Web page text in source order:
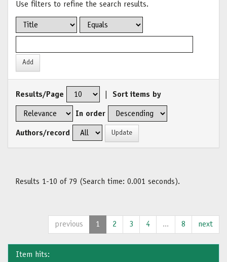
Use filters to refine the search results.
Results/Page Sort items by
In order
Authors/record
Results 1-10 of 79 (Search time: 0.001 seconds).
previous 1 2 3 4 ... 8 next
Item hits: